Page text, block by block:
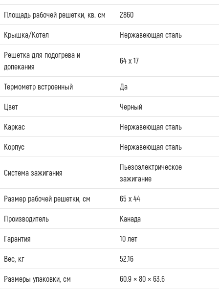
Площадь рабочей решетки, кв. см 2860
Крышка/Котел Нержавеющая сталь
Решетка для подогрева и
допекания
64 х 17
Термометр встроенный Да
Цвет Черный
Каркас Нержавеющая сталь
Корпус Нержавеющая сталь
Система зажигания
Пьезоэлектрическое
зажигание
Размер рабочей решетки, см 65 х 44
Производитель Канада
Гарантия 10 лет
Вес, кг 52.16
Размеры упаковки, см 60.9 × 80 × 63.6